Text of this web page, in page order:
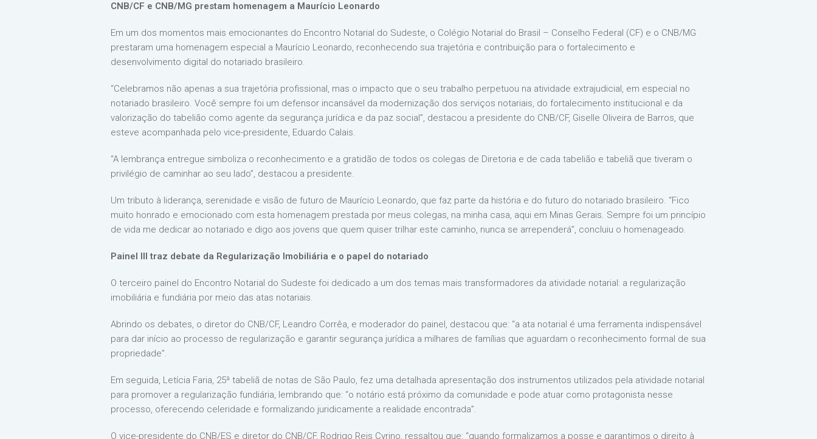
CNB/CF e CNB/MG prestam homenagem a Maurício Leonardo
Em um dos momentos mais emocionantes do Encontro Notarial do Sudeste, o Colégio Notarial do Brasil – Conselho Federal (CF) e o CNB/MG
prestaram uma homenagem especial a Maurício Leonardo, reconhecendo sua trajetória e contribuição para o fortalecimento e
desenvolvimento digital do notariado brasileiro.
“Celebramos não apenas a sua trajetória profissional, mas o impacto que o seu trabalho perpetuou na atividade extrajudicial, em especial no
notariado brasileiro. Você sempre foi um defensor incansável da modernização dos serviços notariais, do fortalecimento institucional e da
valorização do tabelião como agente da segurança jurídica e da paz social”, destacou a presidente do CNB/CF, Giselle Oliveira de Barros, que
esteve acompanhada pelo vice-presidente, Eduardo Calais.
“A lembrança entregue simboliza o reconhecimento e a gratidão de todos os colegas de Diretoria e de cada tabelião e tabeliã que tiveram o
privilégio de caminhar ao seu lado”, destacou a presidente.
Um tributo à liderança, serenidade e visão de futuro de Maurício Leonardo, que faz parte da história e do futuro do notariado brasileiro. “Fico
muito honrado e emocionado com esta homenagem prestada por meus colegas, na minha casa, aqui em Minas Gerais. Sempre foi um princípio
de vida me dedicar ao notariado e digo aos jovens que quem quiser trilhar este caminho, nunca se arrependerá”, concluiu o homenageado.
Painel III traz debate da Regularização Imobiliária e o papel do notariado
O terceiro painel do Encontro Notarial do Sudeste foi dedicado a um dos temas mais transformadores da atividade notarial: a regularização
imobiliária e fundiária por meio das atas notariais.
Abrindo os debates, o diretor do CNB/CF, Leandro Corrêa, e moderador do painel, destacou que: “a ata notarial é uma ferramenta indispensável
para dar início ao processo de regularização e garantir segurança jurídica a milhares de famílias que aguardam o reconhecimento formal de sua
propriedade”.
Em seguida, Letícia Faria, 25ª tabeliã de notas de São Paulo, fez uma detalhada apresentação dos instrumentos utilizados pela atividade notarial
para promover a regularização fundiária, lembrando que: “o notário está próximo da comunidade e pode atuar como protagonista nesse
processo, oferecendo celeridade e formalizando juridicamente a realidade encontrada”.
O vice-presidente do CNB/ES e diretor do CNB/CF, Rodrigo Reis Cyrino, ressaltou que: “quando formalizamos a posse e garantimos o direito à